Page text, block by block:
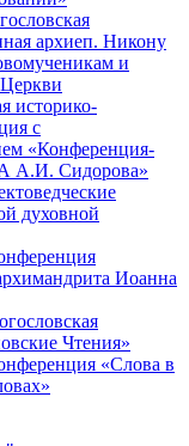
архиеп. Никону
и
историко-
с
«Конференция-
А.И. Сидорова»
духовной
Иоанна
Чтения»
«Cлова в